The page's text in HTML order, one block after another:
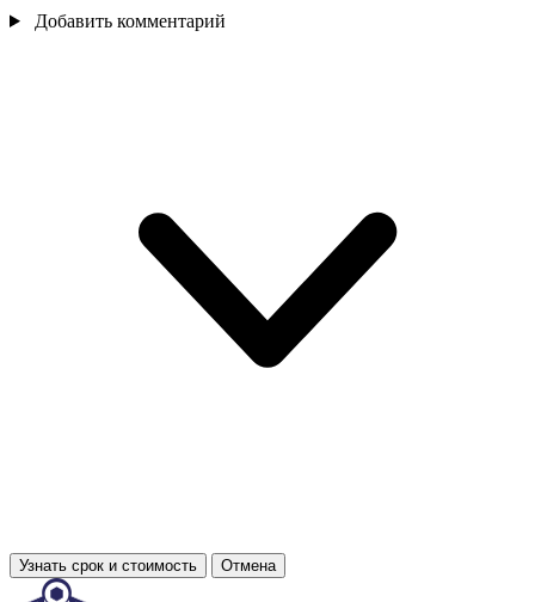
Добавить комментарий
Узнать срок и стоимость Отмена